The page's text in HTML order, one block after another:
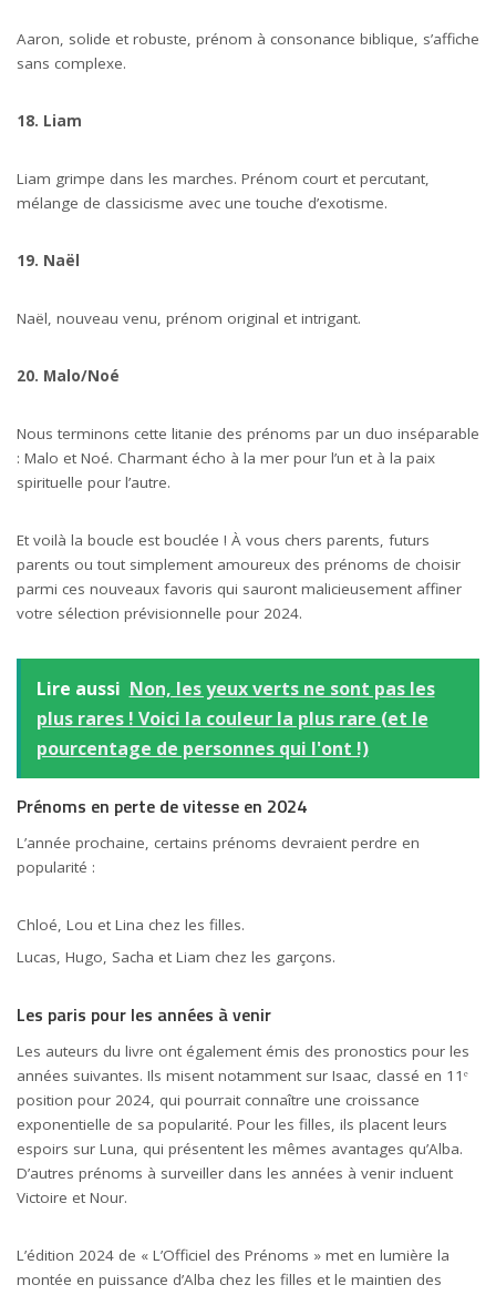
Aaron, solide et robuste, prénom à consonance biblique, s’affiche
sans complexe.
18. Liam
Liam grimpe dans les marches. Prénom court et percutant,
mélange de classicisme avec une touche d’exotisme.
19. Naël
Naël, nouveau venu, prénom original et intrigant.
20. Malo/Noé
Nous terminons cette litanie des prénoms par un duo inséparable
: Malo et Noé. Charmant écho à la mer pour l’un et à la paix
spirituelle pour l’autre.
Et voilà la boucle est bouclée ! À vous chers parents, futurs
parents ou tout simplement amoureux des prénoms de choisir
parmi ces nouveaux favoris qui sauront malicieusement affiner
votre sélection prévisionnelle pour 2024.
Lire aussi Non, les yeux verts ne sont pas les
plus rares ! Voici la couleur la plus rare (et le
pourcentage de personnes qui l'ont !)
Prénoms en perte de vitesse en 2024
L’année prochaine, certains prénoms devraient perdre en
popularité :
Chloé, Lou et Lina chez les filles.
Lucas, Hugo, Sacha et Liam chez les garçons.
Les paris pour les années à venir
Les auteurs du livre ont également émis des pronostics pour les
années suivantes. Ils misent notamment sur Isaac, classé en 11ᵉ
position pour 2024, qui pourrait connaître une croissance
exponentielle de sa popularité. Pour les filles, ils placent leurs
espoirs sur Luna, qui présentent les mêmes avantages qu’Alba.
D’autres prénoms à surveiller dans les années à venir incluent
Victoire et Nour.
L’édition 2024 de « L’Officiel des Prénoms » met en lumière la
montée en puissance d’Alba chez les filles et le maintien des